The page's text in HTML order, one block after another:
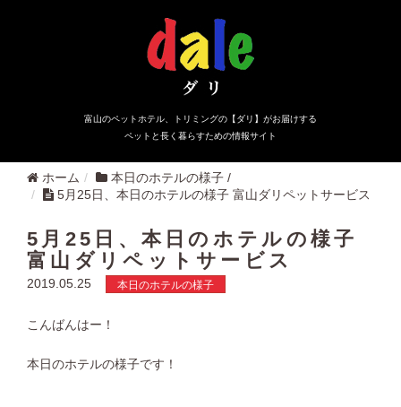
富山のペットホテル、トリミングの【ダリ】がお届けする
ペットと長く暮らすための情報サイト
ホーム 本日のホテルの様子 /
5月25日、本日のホテルの様子 富山ダリペットサービス
5月25日、本日のホテルの様子
富山ダリペットサービス
2019.05.25 本日のホテルの様子
こんばんはー！
本日のホテルの様子です！